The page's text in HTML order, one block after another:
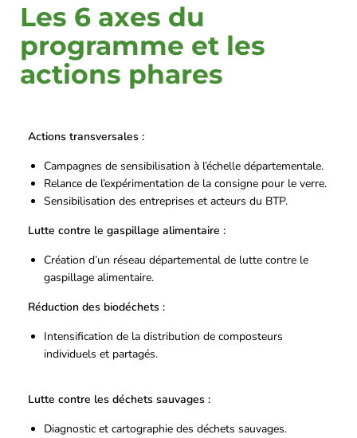
Les 6 axes du
programme et les
actions phares
Actions transversales :
Campagnes de sensibilisation à l’échelle départementale.
Relance de l’expérimentation de la consigne pour le verre.
Sensibilisation des entreprises et acteurs du BTP.
Lutte contre le gaspillage alimentaire :
Création d’un réseau départemental de lutte contre le
gaspillage alimentaire.
Réduction des biodéchets :
Intensification de la distribution de composteurs
individuels et partagés.
Lutte contre les déchets sauvages :
Diagnostic et cartographie des déchets sauvages.